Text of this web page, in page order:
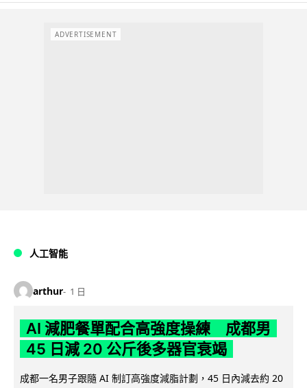
ADVERTISEMENT
人工智能
arthur 1 日
AI 減肥餐單配合高強度操練 成都男
45 日減 20 公斤後多器官衰竭
成都一名男子跟隨 AI 制訂高強度減脂計劃，45 日內減去約 20